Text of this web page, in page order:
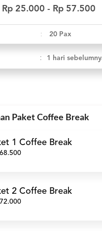
Rp 25.000 - Rp 57.500
: 20 Pax
: 1 hari
Paket Coffee Break
1 Coffee Break
2 Coffee Break